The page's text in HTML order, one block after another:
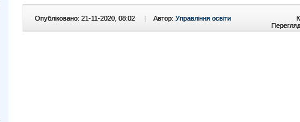
Опубліковано: 21-11-2020, 08:02 | Автор: Управління освіти